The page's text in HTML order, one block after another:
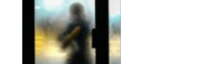
internetforbindelse til
sikkerhedsanlæg og
ventilation kræver
professione...